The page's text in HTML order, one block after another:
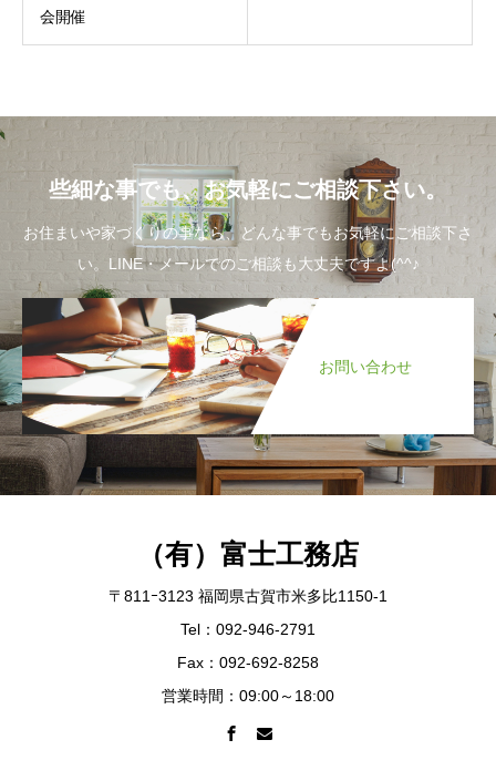
会開催
些細な事でも、お気軽にご相談下さい。
お住まいや家づくりの事なら、どんな事でもお気軽にご相談下さ
い。LINE・メールでのご相談も大丈夫ですよ(^^♪
お問い合わせ
（有）富士工務店
〒811ｰ3123 福岡県古賀市米多比1150-1
Tel：092-946-2791
Fax：092-692-8258
営業時間：09:00～18:00